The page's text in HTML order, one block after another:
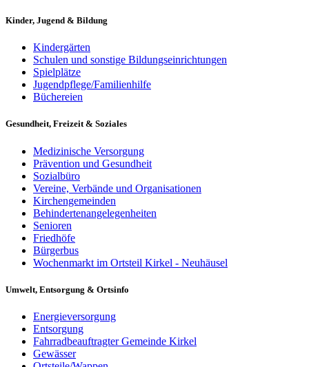
Kinder, Jugend & Bildung
Kindergärten
Schulen und sonstige Bildungseinrichtungen
Spielplätze
Jugendpflege/Familienhilfe
Büchereien
Gesundheit, Freizeit & Soziales
Medizinische Versorgung
Prävention und Gesundheit
Sozialbüro
Vereine, Verbände und Organisationen
Kirchengemeinden
Behindertenangelegenheiten
Senioren
Friedhöfe
Bürgerbus
Wochenmarkt im Ortsteil Kirkel - Neuhäusel
Umwelt, Entsorgung & Ortsinfo
Energieversorgung
Entsorgung
Fahrradbeauftragter Gemeinde Kirkel
Gewässer